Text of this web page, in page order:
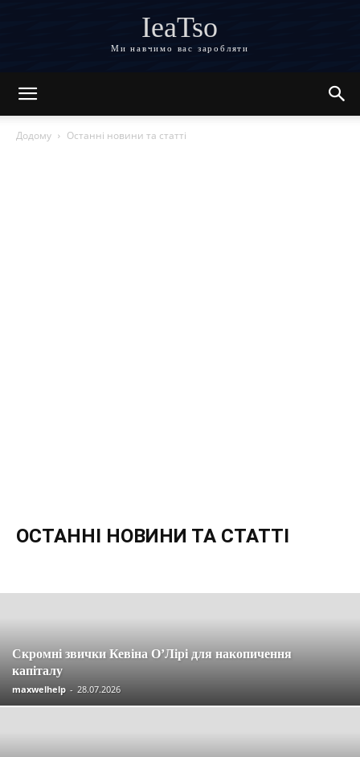
IeaTso
Ми навчимо вас заробляти
Додому Останні новини та статті
ОСТАННІ НОВИНИ ТА СТАТТІ
Скромні звички Кевіна О’Лірі для накопичення
капіталу
maxwelhelp - 28.07.2026